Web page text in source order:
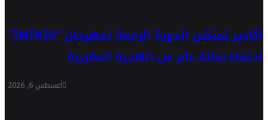
أكادير تحتضن الدورة الرابعة لمهرجان “IMINIG”
احتفاءً بمائة عام من الهجرة المغربية
أغسطس 6, 2026